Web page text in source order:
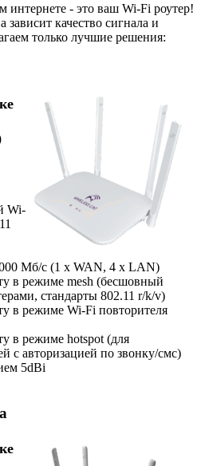
интернете - это ваш Wi-Fi роутер!
зависит качество сигнала и
только лучшие решения:
Wi-
Мб/с (1 x WAN, 4 x LAN)
в режиме mesh (бесшовный
стандарты 802.11 r/k/v)
в режиме Wi-Fi повторителя
в режиме hotspot (для
с авторизацией по звонку/смс)
5dBi